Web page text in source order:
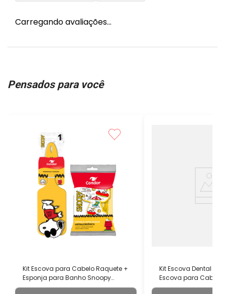
Carregando avaliações…
Pensados para você
Kit Escova para Cabelo Raquete +
Esponja para Banho Snoopy
Condor
Kit Escova Dental
Escova para Cabelo
Snoopy Condor